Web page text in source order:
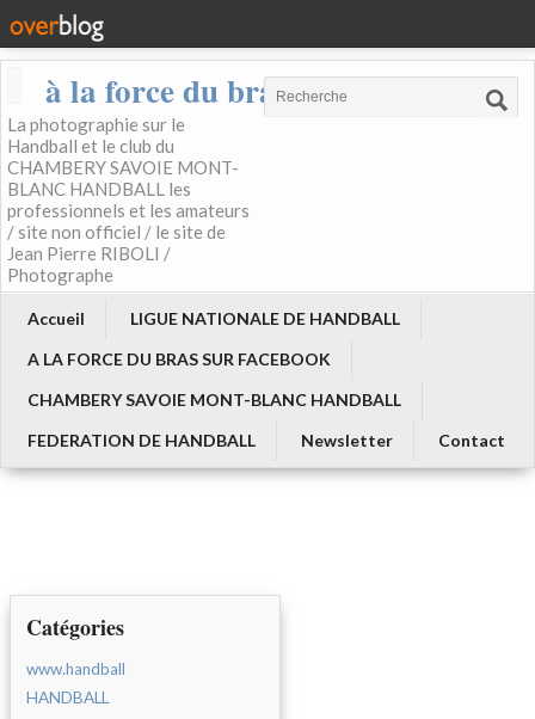
à la force du bras
La photographie sur le
Handball et le club du
CHAMBERY SAVOIE MONT-
BLANC HANDBALL les
professionnels et les amateurs
/ site non officiel / le site de
Jean Pierre RIBOLI /
Photographe
Accueil
LIGUE NATIONALE DE HANDBALL
A LA FORCE DU BRAS SUR FACEBOOK
CHAMBERY SAVOIE MONT-BLANC HANDBALL
FEDERATION DE HANDBALL
Newsletter Contact
Catégories
www.handball
HANDBALL